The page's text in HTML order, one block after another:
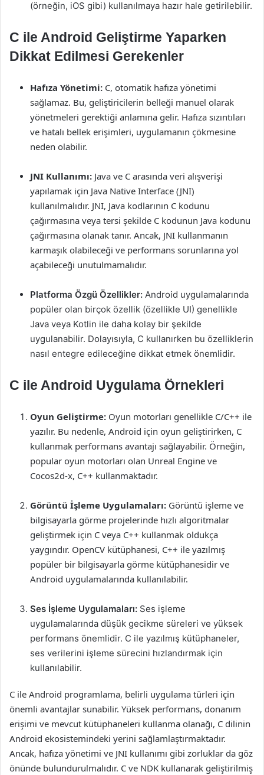
(örneğin, iOS gibi) kullanılmaya hazır hale getirilebilir.
C ile Android Geliştirme Yaparken
Dikkat Edilmesi Gerekenler
Hafıza Yönetimi: C, otomatik hafıza yönetimi
sağlamaz. Bu, geliştiricilerin belleği manuel olarak
yönetmeleri gerektiği anlamına gelir. Hafıza sızıntıları
ve hatalı bellek erişimleri, uygulamanın çökmesine
neden olabilir.
JNI Kullanımı: Java ve C arasında veri alışverişi
yapılamak için Java Native Interface (JNI)
kullanılmalıdır. JNI, Java kodlarının C kodunu
çağırmasına veya tersi şekilde C kodunun Java kodunu
çağırmasına olanak tanır. Ancak, JNI kullanmanın
karmaşık olabileceği ve performans sorunlarına yol
açabileceği unutulmamalıdır.
Platforma Özgü Özellikler: Android uygulamalarında
popüler olan birçok özellik (özellikle UI) genellikle
Java veya Kotlin ile daha kolay bir şekilde
uygulanabilir. Dolayısıyla, C kullanırken bu özelliklerin
nasıl entegre edileceğine dikkat etmek önemlidir.
C ile Android Uygulama Örnekleri
Oyun Geliştirme: Oyun motorları genellikle C/C++ ile
yazılır. Bu nedenle, Android için oyun geliştirirken, C
kullanmak performans avantajı sağlayabilir. Örneğin,
popular oyun motorları olan Unreal Engine ve
Cocos2d-x, C++ kullanmaktadır.
Görüntü İşleme Uygulamaları: Görüntü işleme ve
bilgisayarla görme projelerinde hızlı algoritmalar
geliştirmek için C veya C++ kullanmak oldukça
yaygındır. OpenCV kütüphanesi, C++ ile yazılmış
popüler bir bilgisayarla görme kütüphanesidir ve
Android uygulamalarında kullanılabilir.
Ses İşleme Uygulamaları: Ses işleme
uygulamalarında düşük gecikme süreleri ve yüksek
performans önemlidir. C ile yazılmış kütüphaneler,
ses verilerini işleme sürecini hızlandırmak için
kullanılabilir.
C ile Android programlama, belirli uygulama türleri için
önemli avantajlar sunabilir. Yüksek performans, donanım
erişimi ve mevcut kütüphaneleri kullanma olanağı, C dilinin
Android ekosistemindeki yerini sağlamlaştırmaktadır.
Ancak, hafıza yönetimi ve JNI kullanımı gibi zorluklar da göz
önünde bulundurulmalıdır. C ve NDK kullanarak geliştirilmiş